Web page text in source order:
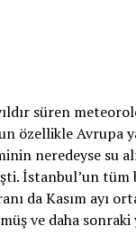
süren
özellikle Avrupa
neredeyse su
İstanbul’un tüm
da Kasım ayı
ve daha sonraki